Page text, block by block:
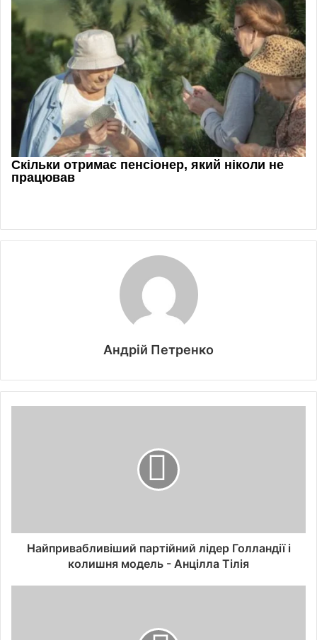
Андрій Петренко
Найпривабливіший партійний лідер Голландії і
колишня модель - Анцілла Тілія